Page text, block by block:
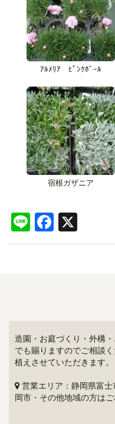
ｱﾙﾒﾘｱ ﾋﾟﾝｸﾎﾞｰﾙ
宿根ガザニア
Line
造園・お庭づくり・外構
でも賜りますのでご相談
植えさせていただきます。
営業エリア：静岡県富
岡市・その他地域の方はご